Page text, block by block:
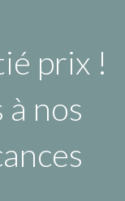
prix !
nos